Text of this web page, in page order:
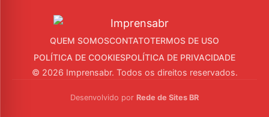
QUEM SOMOSCONTATOTERMOS DE USO
POLÍTICA DE COOKIESPOLÍTICA DE PRIVACIDADE
© 2026 Imprensabr. Todos os direitos reservados.
Desenvolvido por Rede de Sites BR